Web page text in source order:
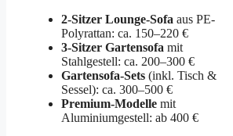
2-Sitzer Lounge-Sofa aus PE-
Polyrattan: ca. 150–220 €
3-Sitzer Gartensofa mit
Stahlgestell: ca. 200–300 €
Gartensofa-Sets (inkl. Tisch &
Sessel): ca. 300–500 €
Premium-Modelle mit
Aluminiumgestell: ab 400 €